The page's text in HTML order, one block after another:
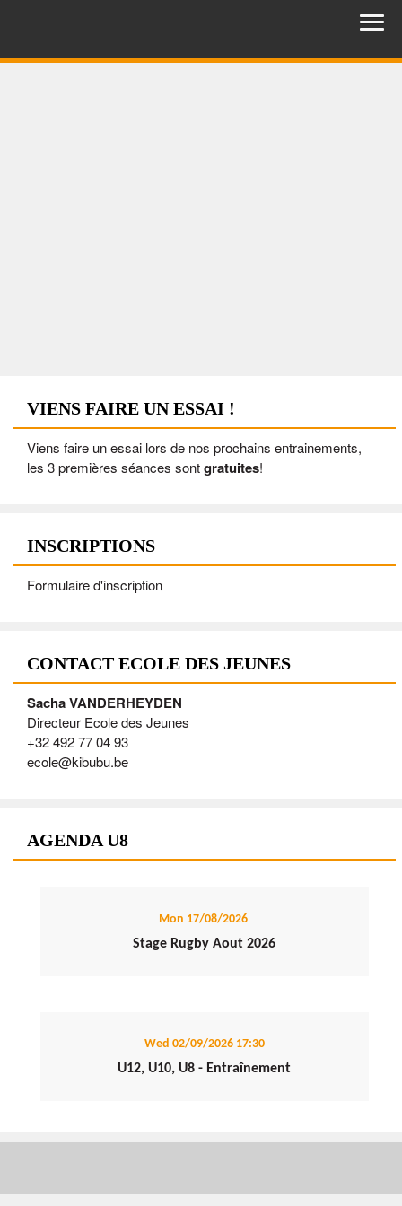
VIENS FAIRE UN ESSAI !
Viens faire un essai lors de nos prochains entrainements,
les 3 premières séances sontgratuites!
INSCRIPTIONS
Formulaire d'inscription
CONTACT ECOLE DES JEUNES
Sacha VANDERHEYDEN
Directeur Ecole des Jeunes
+32 492 77 04 93
ecole@kibubu.be
AGENDA U8
Mon 17/08/2026
Stage Rugby Aout 2026
Wed 02/09/2026 17:30
U12, U10, U8 - Entraînement